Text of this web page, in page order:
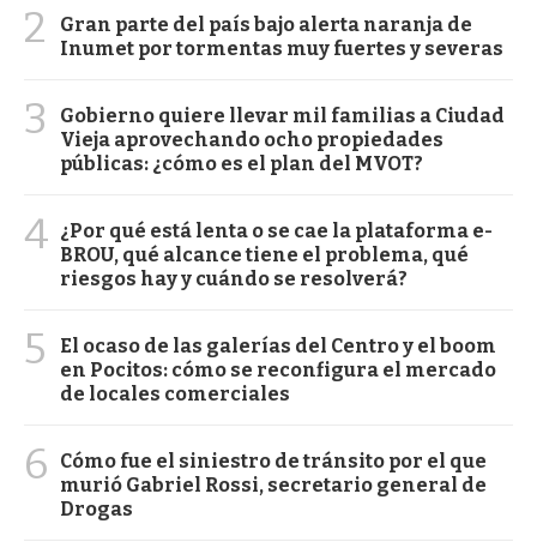
2
Gran parte del país bajo alerta naranja de
Inumet por tormentas muy fuertes y severas
3
Gobierno quiere llevar mil familias a Ciudad
Vieja aprovechando ocho propiedades
públicas: ¿cómo es el plan del MVOT?
4 ¿Por qué está lenta o se cae la plataforma e-
BROU, qué alcance tiene el problema, qué
riesgos hay y cuándo se resolverá?
5
El ocaso de las galerías del Centro y el boom
en Pocitos: cómo se reconfigura el mercado
de locales comerciales
6
Cómo fue el siniestro de tránsito por el que
murió Gabriel Rossi, secretario general de
Drogas